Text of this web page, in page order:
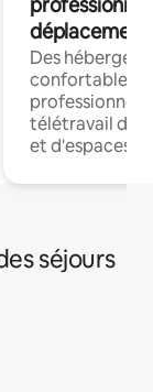
déplacement
Des
confortables
professionnels
télétravail
et d'espaces
séjours